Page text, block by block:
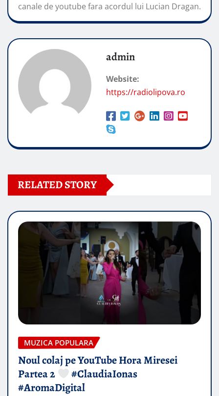
canale de youtube fara acordul lui Lucian Dragan.
admin
Website:
https://radiolipova.ro
RELATED STORY
MUZICA POPULARA
Noul colaj pe YouTube Hora Miresei
Partea 2
#ClaudiaIonas
#AromaDigital